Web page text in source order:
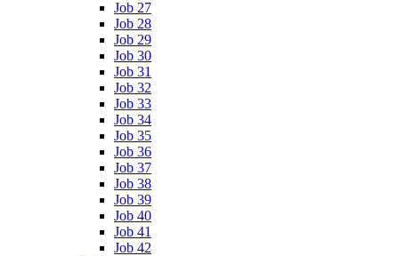
Job 27
Job 28
Job 29
Job 30
Job 31
Job 32
Job 33
Job 34
Job 35
Job 36
Job 37
Job 38
Job 39
Job 40
Job 41
Job 42